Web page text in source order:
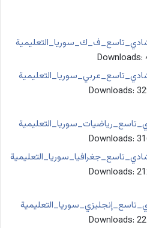
Downloads:
Downloads:
Downloads:
Downloads:
Downloads: